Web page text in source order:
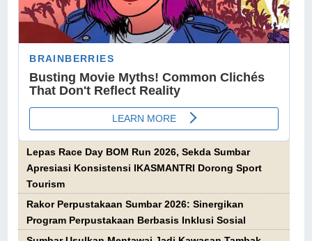
Lepas Race Day BOM Run 2026, Sekda Sumbar
Apresiasi Konsistensi IKASMANTRI Dorong Sport
Tourism
Rakor Perpustakaan Sumbar 2026: Sinergikan
Program Perpustakaan Berbasis Inklusi Sosial